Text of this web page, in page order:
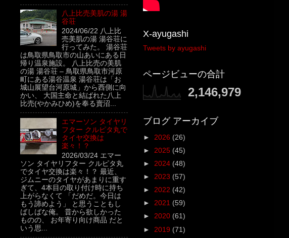
八上比売美肌の湯 湯
谷荘
2024/06/22 八上比
売美肌の湯 湯谷荘に
行ってみた。 湯谷荘
は鳥取県鳥取市の山あいにある日
帰り温泉施設。 八上比売の美肌
の湯 湯谷荘 – 鳥取県鳥取市河原
町にある湯谷温泉 湯谷荘は「お
城山展望台河原城」から西側に向
かい、 大国主命と結ばれた八上
比売(やかみひめ)を奉る賣沼...
エマーソン タイヤリ
フター クルピタ丸で
タイヤ交換は
楽々！？
2026/03/24 エマー
ソン タイヤリフター クルピタ丸
でタイヤ交換は楽々！？ 最近、
ジムニーのタイヤがあまりに重す
ぎて、4本目の取り付け時に持ち
上がらなくて 「だめだ。今日は
もう諦めよう」 と思うこともし
ばしばな俺。 昔から欲しかった
ものの、 お年寄り向け商品 だと
いう思...
X-ayugashi
Tweets by ayugashi
ページビューの合計
2,146,979
ブログ アーカイブ
► 2026 (26)
► 2025 (45)
► 2024 (48)
► 2023 (57)
► 2022 (42)
► 2021 (59)
► 2020 (61)
► 2019 (71)